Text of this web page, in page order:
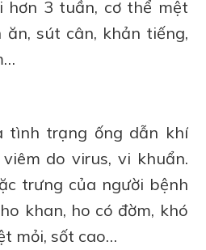
hơn 3 tuần, cơ thể mệt
ăn, sút cân, khản tiếng,
tình trạng ống dẫn khí
do virus, vi khuẩn.
trưng của người bệnh
khan, ho có đờm, khó
mỏi, sốt cao…